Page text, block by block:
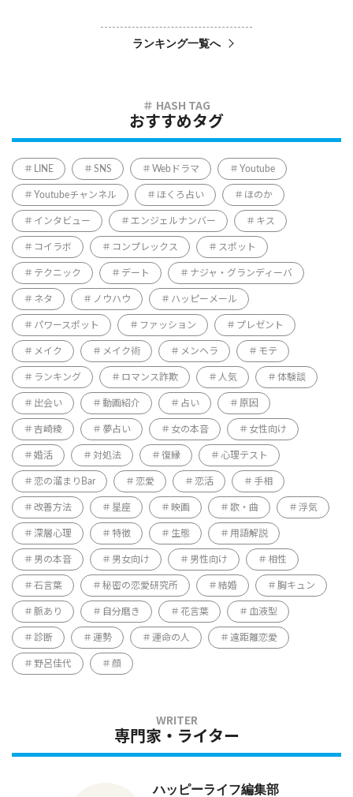
ランキング一覧へ
おすすめタグ
LINE SNS Webドラマ Youtube
Youtubeチャンネル ほくろ占い ほのか
インタビュー エンジェルナンバー キス
コイラボ コンプレックス スポット
テクニック デート ナジャ・グランディーバ
ネタ ノウハウ ハッピーメール
パワースポット ファッション プレゼント
メイク メイク術 メンヘラ モテ
ランキング ロマンス詐欺 人気 体験談
出会い 動画紹介 占い 原因
吉崎綾 夢占い 女の本音 女性向け
婚活 対処法 復縁 心理テスト
恋の溜まりBar 恋愛 恋活 手相
改善方法 星座 映画 歌・曲 浮気
深層心理 特徴 生態 用語解説
男の本音 男女向け 男性向け 相性
石言葉 秘密の恋愛研究所 結婚 胸キュン
脈あり 自分磨き 花言葉 血液型
診断 運勢 運命の人 遠距離恋愛
野呂佳代 顔
専門家・ライター
ハッピーライフ編集部